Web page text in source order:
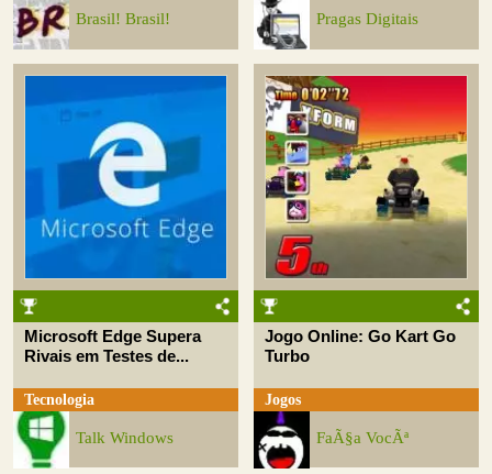
Brasil! Brasil! Pragas Digitais
Microsoft Edge Supera
Rivais em Testes de...
Tecnologia
Talk Windows
Jogo Online: Go Kart Go
Turbo
Jogos
FaÃ§a VocÃª